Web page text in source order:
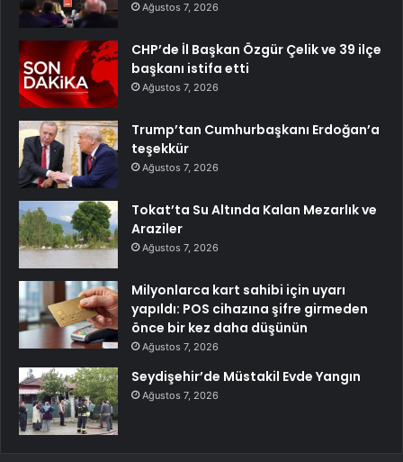
Ağustos 7, 2026
CHP’de İl Başkan Özgür Çelik ve 39 ilçe
başkanı istifa etti
Ağustos 7, 2026
Trump’tan Cumhurbaşkanı Erdoğan’a
teşekkür
Ağustos 7, 2026
Tokat’ta Su Altında Kalan Mezarlık ve
Araziler
Ağustos 7, 2026
Milyonlarca kart sahibi için uyarı
yapıldı: POS cihazına şifre girmeden
önce bir kez daha düşünün
Ağustos 7, 2026
Seydişehir’de Müstakil Evde Yangın
Ağustos 7, 2026